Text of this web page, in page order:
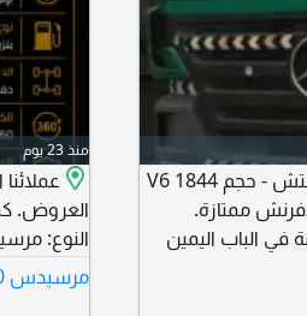
اكتروس ميجا سبيس 2005 - جير كهرباء - دعسه - كلتش - حجم 1844 V6
ممتازة.
في الباب اليمين
منذ 23 يوم
العروض.
العنوان:
السبت إلى
مرسيدس 200 للبيع في جدة السعودية